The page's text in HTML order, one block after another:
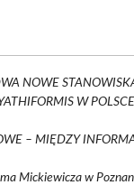
NOWE
W
– MIĘDZY
Mickiewicza w